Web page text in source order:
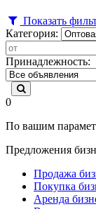
Показать
Категория:
Принадлежность:
0
По вашим
Предложения
Продажа
Покупка
Аренда